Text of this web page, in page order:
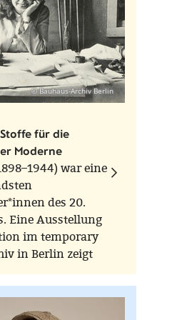
© Bauhaus-Archiv Berlin
für die
Moderne
war eine
des 20.
Eine Ausstellung
im temporary
in Berlin zeigt
- 24. August 2024
Perspektive.